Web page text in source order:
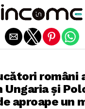
români
şi
aproape un
Exit mobile version